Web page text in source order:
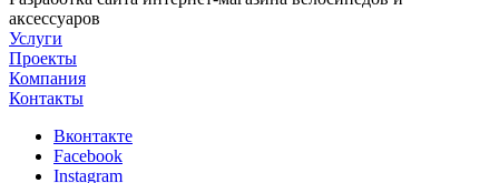
аксессуаров
Услуги
Проекты
Компания
Контакты
Вконтакте
Facebook
Instagram